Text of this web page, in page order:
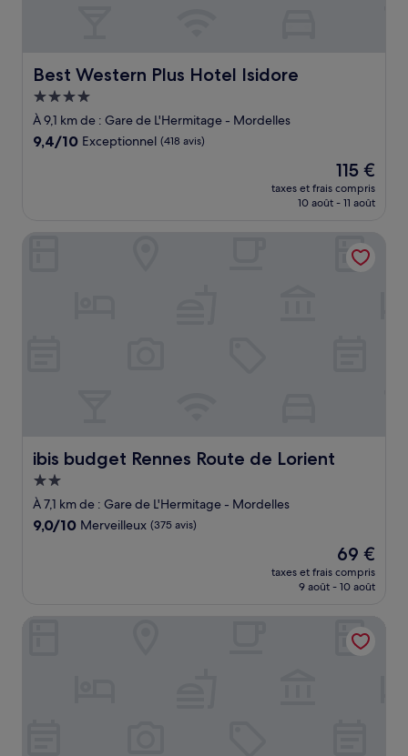
Best Western Plus Hotel Isidore
Best Western Plus Hotel Isidore
Hébergement
4.0 étoiles
À 9,1 km de : Gare de L'Hermitage - Mordelles
9.4
9,4/10 Exceptionnel (418 avis)
Le
nouveau
prix
de
115 €
115 €
taxes et frais compris
10 août - 11 août
ibis budget Rennes Route de Lorient
ibis budget Rennes Route de Lorient
Hébergement
2.0 étoiles
À 7,1 km de : Gare de L'Hermitage - Mordelles
9.0
9,0/10 Merveilleux (375 avis)
Le
nouveau
prix
de
69 €
69 €
taxes et frais compris
9 août - 10 août